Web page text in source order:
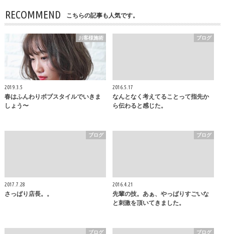
RECOMMEND こちらの記事も人気です。
お客様施術
2019.3.5
春はふんわりボブスタイルでいきま
しょう〜
ブログ
2016.5.17
なんとなく考えてることって指先か
ら伝わると感じた。
ブログ
2017.7.28
さっぱり店長。。
ブログ
2016.4.21
先輩の技。あぁ、やっぱりすごいな
と刺激を頂いてきました。
ブログ ブログ